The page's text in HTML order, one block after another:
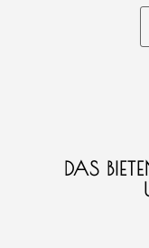
DAS